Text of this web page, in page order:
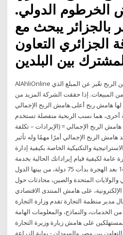
الدولي.
بالجزائر يبحث مع
الجزائري التعاون
بين البلدين
AlAhliOnline هامش الربح هو نسبة مئوية من الربح تعّبر عن المبلغ الذي
المبيعات. إذا حققت الشركة المزيد من
لها هامش ربح أعلى.هامش الربح الإجمالي
هما نسب الربحية منفصلة تستخدم
هامش الربح الإجمالي = (الإيرادات – تكلفة
هامش الربح الإجمالي أمرًا مهمًا وله تأثير
والتكتيكية الخاصة بكيفية إدارة
عامة لكيفية قيام إيراداتك الحالية بخدمة
باقي أعمالك، وما 12‏‏/12‏‏/1437 بعد الهجرة بدأت 75 دولة، من بينها الدول
والولايات المتحدة والصين، محادثات حول
الإلكترونية، على هامش المنتدى الاقتصادي
مدير منظمة التجارة تقدم وزارة التجارة
الخدمات، والنماذج، والمعلومات الهامة
على هامش زيارة وزيرة التجارة
بين مصر والسودان - بوابة الزراعة